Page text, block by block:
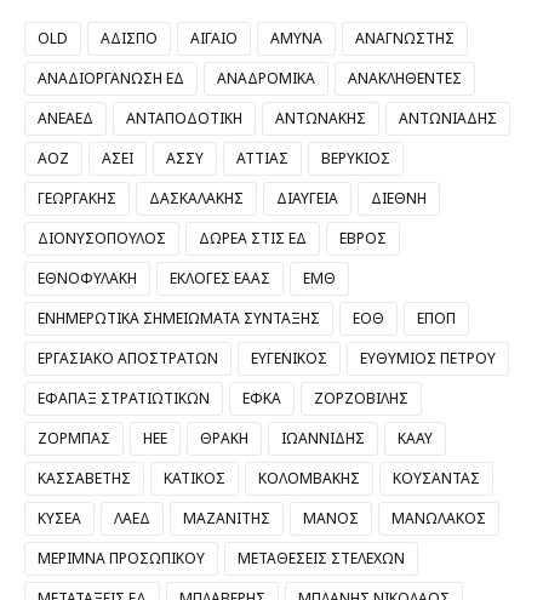
OLD ΑΔΙΣΠΟ ΑΙΓΑΙΟ ΑΜΥΝΑ
ΑΝΑΓΝΩΣΤΗΣ
ΑΝΑΔΙΟΡΓΑΝΩΣΗ ΕΔ
ΑΝΑΔΡΟΜΙΚΑ
ΑΝΑΚΛΗΘΕΝΤΕΣ
ΑΝΕΑΕΔ
ΑΝΤΑΠΟΔΟΤΙΚΗ ΑΝΤΩΝΑΚΗΣ
ΑΝΤΩΝΙΑΔΗΣ
ΑΟΖ
ΑΣΕΙ ΑΣΣΥ ΑΤΤΙΑΣ
ΒΕΡΥΚΙΟΣ
ΓΕΩΡΓΑΚΗΣ
ΔΑΣΚΑΛΑΚΗΣ ΔΙΑΥΓΕΙΑ
ΔΙΕΘΝΗ
ΔΙΟΝΥΣΟΠΟΥΛΟΣ
ΔΩΡΕΑ ΣΤΙΣ ΕΔ
ΕΒΡΟΣ
ΕΘΝΟΦΥΛΑΚΗ
ΕΚΛΟΓΕΣ ΕΑΑΣ
ΕΜΘ
ΕΝΗΜΕΡΩΤΙΚΑ ΣΗΜΕΙΩΜΑΤΑ ΣΥΝΤΑΞΗΣ
ΕΟΘ
ΕΠΟΠ
ΕΡΓΑΣΙΑΚΟ ΑΠΟΣΤΡΑΤΩΝ
ΕΥΓΕΝΙΚΟΣ
ΕΥΘΥΜΙΟΣ ΠΕΤΡΟΥ
ΕΦΑΠΑΞ ΣΤΡΑΤΙΩΤΙΚΩΝ
ΕΦΚΑ
ΖΟΡΖΟΒΙΛΗΣ
ΖΟΡΜΠΑΣ
ΗΕΕ ΘΡΑΚΗ ΙΩΑΝΝΙΔΗΣ
ΚΑΑΥ
ΚΑΣΣΑΒΕΤΗΣ
ΚΑΤΙΚΟΣ ΚΟΛΟΜΒΑΚΗΣ
ΚΟΥΣΑΝΤΑΣ
ΚΥΣΕΑ
ΛΑΕΔ ΜΑΖΑΝΙΤΗΣ ΜΑΝΟΣ
ΜΑΝΩΛΑΚΟΣ
ΜΕΡΙΜΝΑ ΠΡΟΣΩΠΙΚΟΥ
ΜΕΤΑΘΕΣΕΙΣ ΣΤΕΛΕΧΩΝ